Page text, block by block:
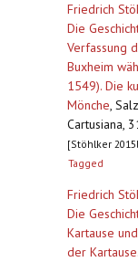
Friedrich
Die
Verfassung
Buxheim
1549). Die
Mönche,
Cartusiana,
[Stöhlker
Tagged
Friedrich
Die
Kartause
der